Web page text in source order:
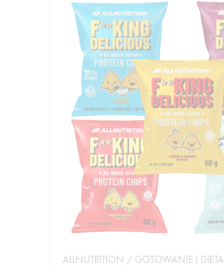
ALLNUTRITION / GOTOWANIE I DIETA